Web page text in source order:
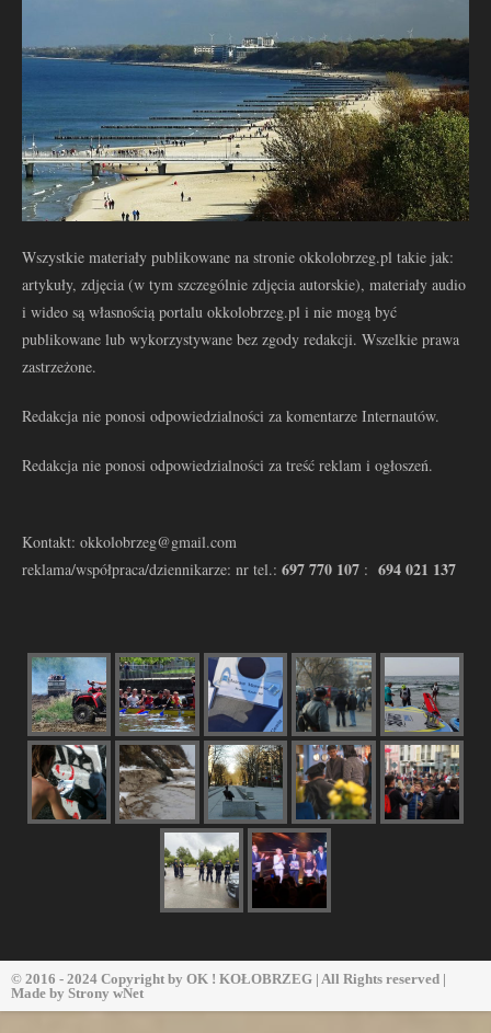
Wszystkie materiały publikowane na stronie okkolobrzeg.pl takie jak:
artykuły, zdjęcia (w tym szczególnie zdjęcia autorskie), materiały audio
i wideo są własnością portalu okkolobrzeg.pl i nie mogą być
publikowane lub wykorzystywane bez zgody redakcji. Wszelkie prawa
zastrzeżone.
Redakcja nie ponosi odpowiedzialności za komentarze Internautów.
Redakcja nie ponosi odpowiedzialności za treść reklam i ogłoszeń.
Kontakt: okkolobrzeg@gmail.com
reklama/współpraca/dziennikarze: nr tel.: 697 770 107 : 694 021 137
© 2016 - 2024 Copyright by OK ! KOŁOBRZEG | All Rights reserved |
Made by Strony wNet